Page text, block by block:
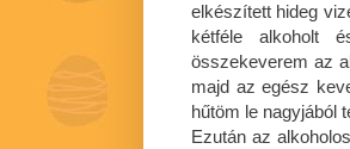
elkészített hideg
kétféle alkoholt
összekeverem az
majd az egész
hűtöm le nagyjából
Ezután az